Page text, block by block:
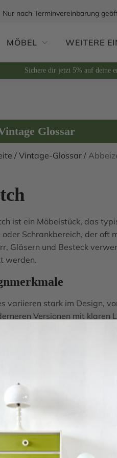
Nur nach Terminvereinbarung
MÖBEL WEITERE
Sichere dir jetzt 5% auf deine
Glossar
/ Vintage-Glossar /
ist ein Möbelstück, das
oder Schrankbereich, der oft
Gläsern und Besteck
werden.
variieren stark im Design,
Versionen mit klaren
Nutzen eines
In der Küche oder
Bücher, Akten oder
genutzt.
eines Hutchs